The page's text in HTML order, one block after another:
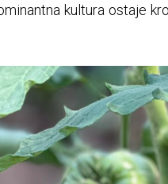
kultura ostaje